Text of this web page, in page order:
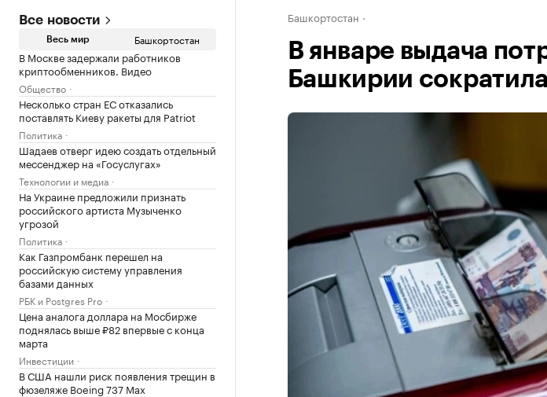
Все новости
Весь мир Башкортостан
В Москве задержали работников
криптообменников. Видео
Общество
Несколько стран ЕС отказались
поставлять Киеву ракеты для Patriot
Политика
Шадаев отверг идею создать отдельный
мессенджер на «Госуслугах»
Технологии и медиа
На Украине предложили признать
российского артиста Музыченко
угрозой
Политика
Как Газпромбанк перешел на
российскую систему управления
базами данных
РБК и Postgres Pro
Цена аналога доллара на Мосбирже
поднялась выше ₽82 впервые с конца
марта
Инвестиции
В США нашли риск появления трещин в
фюзеляже Boeing 737 Max
Башкортостан
В январе выдача
Башкирии